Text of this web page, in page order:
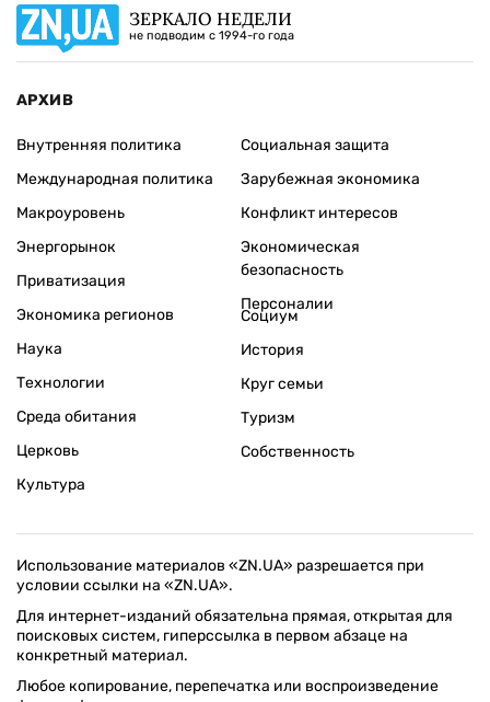
ЗЕРКАЛО НЕДЕЛИ
не подводим с 1994-го года
АРХИВ
Внутренняя политика
Международная политика
Макроуровень
Энергорынок
Приватизация
Экономика регионов
Социальная защита
Зарубежная экономика
Конфликт интересов
Экономическая
безопасность
Персоналии
Наука
Технологии
Среда обитания
Церковь
Культура
Социум
История
Круг семьи
Туризм
Собственность
Использование материалов «ZN.UA» разрешается при
условии ссылки на «ZN.UA».
Для интернет-изданий обязательна прямая, открытая для
поисковых систем, гиперссылка в первом абзаце на
конкретный материал.
Любое копирование, перепечатка или воспроизведение